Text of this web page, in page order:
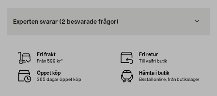
Experten svarar (2 besvarade frågor)
Fri frakt
Från 599 kr*
Fri retur
Till valfri butik
Öppet köp
365 dagar öppet köp
Hämta i butik
Beställ online, från butikslager